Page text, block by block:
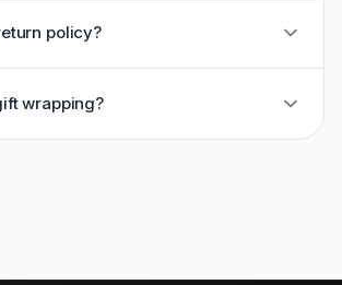
policy?
wrapping?